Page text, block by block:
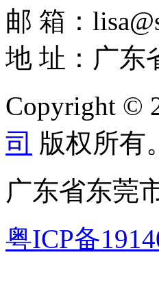
邮 箱：
地 址：广东
Copyright ©
司 版权所有。
广东省东莞
粤ICP备